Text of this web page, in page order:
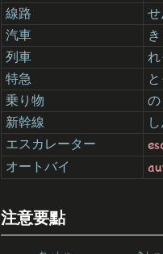
線路
せ
汽車
列車
特急
乗り物
の
新幹線
エスカレーター
オートバイ
注意要點